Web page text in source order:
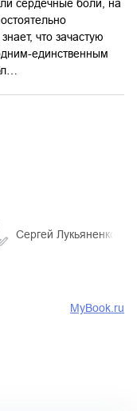
сердечные боли, на
что зачастую
единственным
Сергей Лукьяненко
MyBook.ru